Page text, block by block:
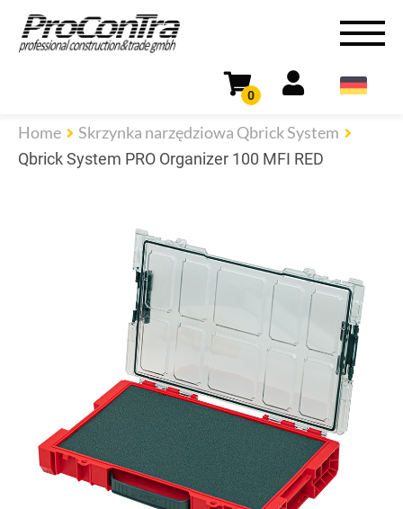
0
Home Skrzynka narzędziowa Qbrick System
Qbrick System PRO Organizer 100 MFI RED